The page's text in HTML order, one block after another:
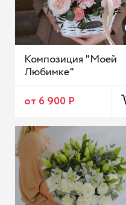
Композиция "Моей
Любимке"
от 6 900 Р